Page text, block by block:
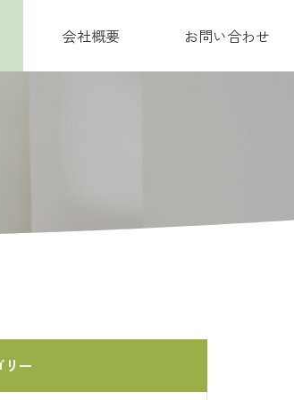
会社概要 お問い合わせ
ー